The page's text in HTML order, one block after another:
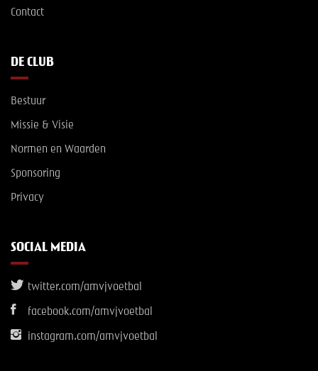
Contact
DE CLUB
Bestuur
Missie & Visie
Normen en Waarden
Sponsoring
Privacy
SOCIAL MEDIA
twitter.com/amvjvoetbal
facebook.com/amvjvoetbal
instagram.com/amvjvoetbal